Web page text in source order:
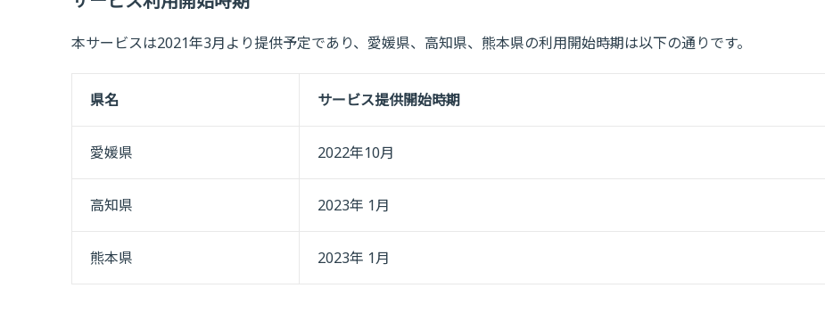
本サービスは2021年3月より提供予定であり、愛媛県、高知県、熊本県の利用開始時期は以下の通りです。
県名 サービス提供開始時期
愛媛県 2022年10月
高知県 2023年 1月
熊本県 2023年 1月